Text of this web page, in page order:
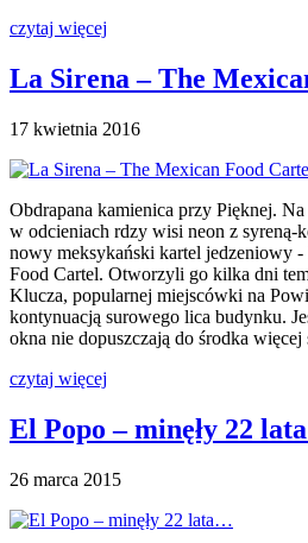
czytaj więcej
La Sirena – The
17 kwietnia 2016
Obdrapana kamienica przy Pięknej.
w odcieniach rdzy wisi neon z syreną-
nowy meksykański kartel jedzeniowy
Food Cartel. Otworzyli go kilka dni
Klucza, popularnej miejscówki na
kontynuacją surowego lica budynku.
okna nie dopuszczają do środka więcej
czytaj więcej
El Popo – minęły 22
26 marca 2015